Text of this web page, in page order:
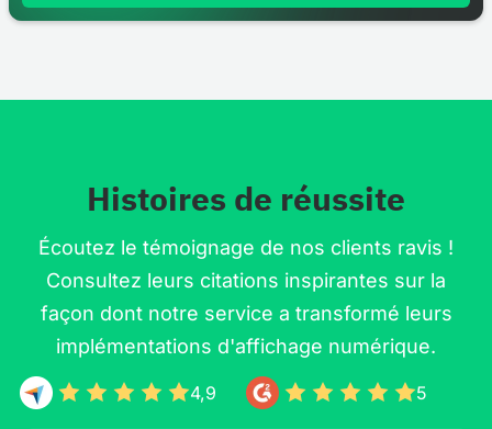
Histoires de réussite
Écoutez le témoignage de nos clients ravis !
Consultez leurs citations inspirantes sur la
façon dont notre service a transformé leurs
implémentations d'affichage numérique.
4,9 5